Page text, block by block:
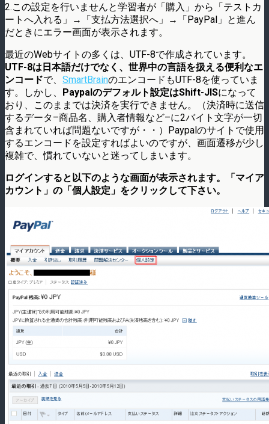
2.この設定を行いませんと学習者が「購入」から「テストカ
ートへ入れる」→「支払方法選択へ」→「PayPal」と進ん
だときにエラー画面が表示されます。
最近のWebサイトの多くは、UTF-8で作成されています。
UTF-8は日本語だけでなく、世界中の言語を扱える便利なエ
ンコードで、 SmartBrainのエンコードもUTF-8を使っていま
す。しかし、 Paypalのデフォルト設定はShift-JISになって
おり、このままでは決済を実行できません。（決済時に送信
するデータ–商品名、購入者情報など–に2バイト文字が一切
含まれていれば問題ないですが・・）Paypalのサイトで使用
するエンコードを設定すればよいのですが、画面遷移が少し
複雑で、慣れていないと迷ってしまいます。
ログインすると以下のような画面が表示されます。「マイア
カウント」の「個人設定」をクリックして下さい。